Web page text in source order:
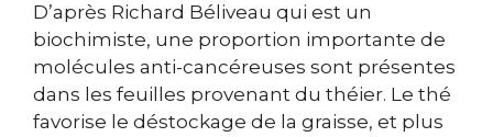
D’après Richard Béliveau qui est un
biochimiste, une proportion importante de
molécules anti-cancéreuses sont présentes
dans les feuilles provenant du théier. Le thé
favorise le déstockage de la graisse, et plus